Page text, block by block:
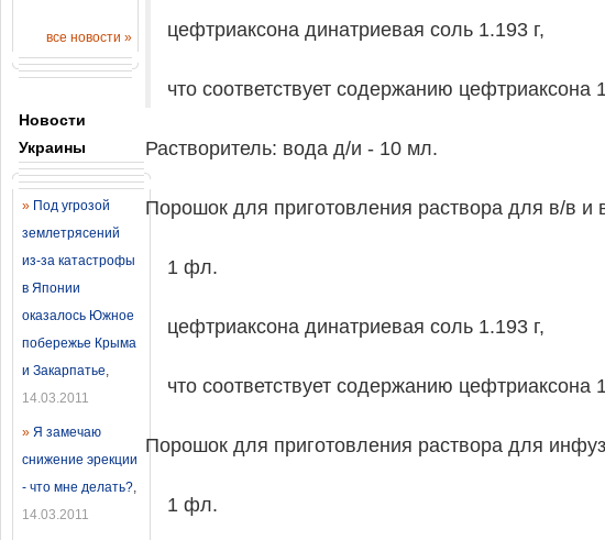
все новости »
Новости
Украины
» Под угрозой
землетрясений
из-за катастрофы
в Японии
оказалось Южное
побережье Крыма
и Закарпатье,
14.03.2011
» Я замечаю
снижение эрекции
- что мне делать?,
14.03.2011
цефтриаксона динатриевая соль 1.193 г,
что соответствует содержанию цефтриаксона
Растворитель: вода д/и - 10 мл.
Порошок для приготовления раствора для в/в и
1 фл.
цефтриаксона динатриевая соль 1.193 г,
что соответствует содержанию цефтриаксона
Порошок для приготовления раствора для
1 фл.